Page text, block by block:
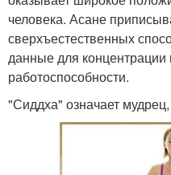
человека. Асане
сверхъестественных
данные для
работоспособности.
"Сиддха" означает